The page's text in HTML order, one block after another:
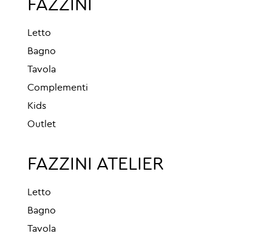
FAZZINI
Letto
Bagno
Tavola
Complementi
Kids
Outlet
FAZZINI ATELIER
Letto
Bagno
Tavola